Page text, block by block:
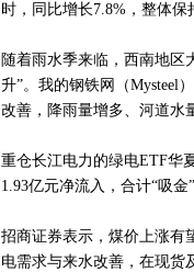
时，同比增长7.8%，整体保
随着雨水季来临，西南地区
升”。我的钢铁网（Mysteel
改善，降雨量增多、河道水
重仓长江电力的绿电ETF华
1.93亿元净流入，合计“吸金
招商证券表示，煤价上涨有
电需求与来水改善，在现货